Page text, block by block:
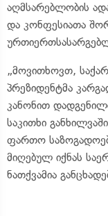
აღმსარებლობის
და კონფესიათა
„მოვითხოვთ,
პრეზიდენტმა
კანონით
საკითხი
ფართო
მიღებულ იქნას
ნათქვამია